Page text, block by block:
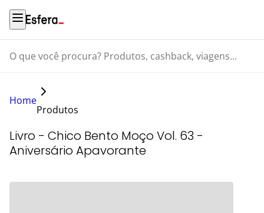
O que você procura? Produtos, cashback, viagens...
Home
Produtos
Livro - Chico Bento Moço Vol. 63 -
Aniversário Apavorante